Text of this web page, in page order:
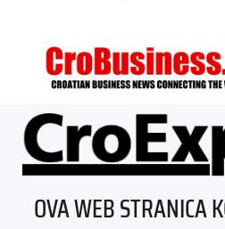
ÜBER
OVA WEB STRANICA